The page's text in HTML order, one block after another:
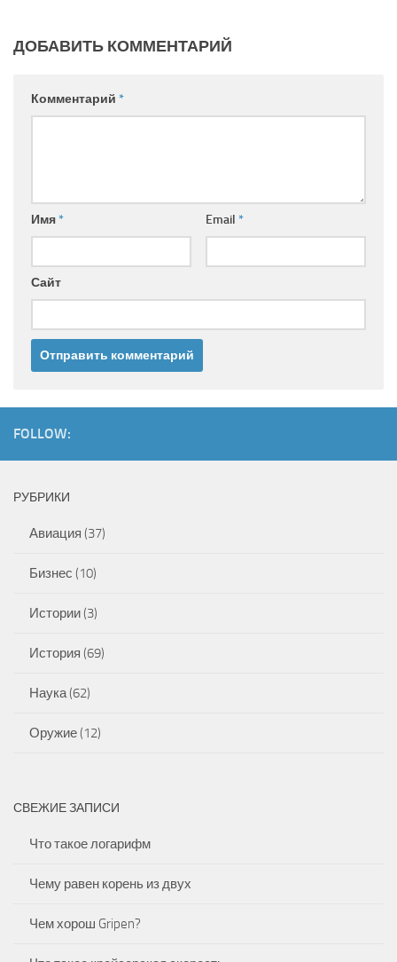
ДОБАВИТЬ КОММЕНТАРИЙ
Комментарий *
Имя* Email *
Сайт
FOLLOW:
РУБРИКИ
Авиация (37)
Бизнес (10)
Истории(3)
История (69)
Наука(62)
Оружие(12)
СВЕЖИЕ ЗАПИСИ
Что такое логарифм
Чему равен корень из двух
Чем хорош Gripen?